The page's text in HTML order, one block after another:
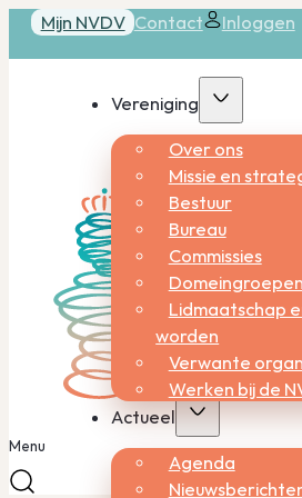
Mijn NVDV Contact Inloggen
Vereniging
Over ons
Missie en
Bestuur
Bureau
Commissies
Domeingroepen
Lidmaatschap
worden
Verwante
Werken bij de
Actueel
Agenda
Menu